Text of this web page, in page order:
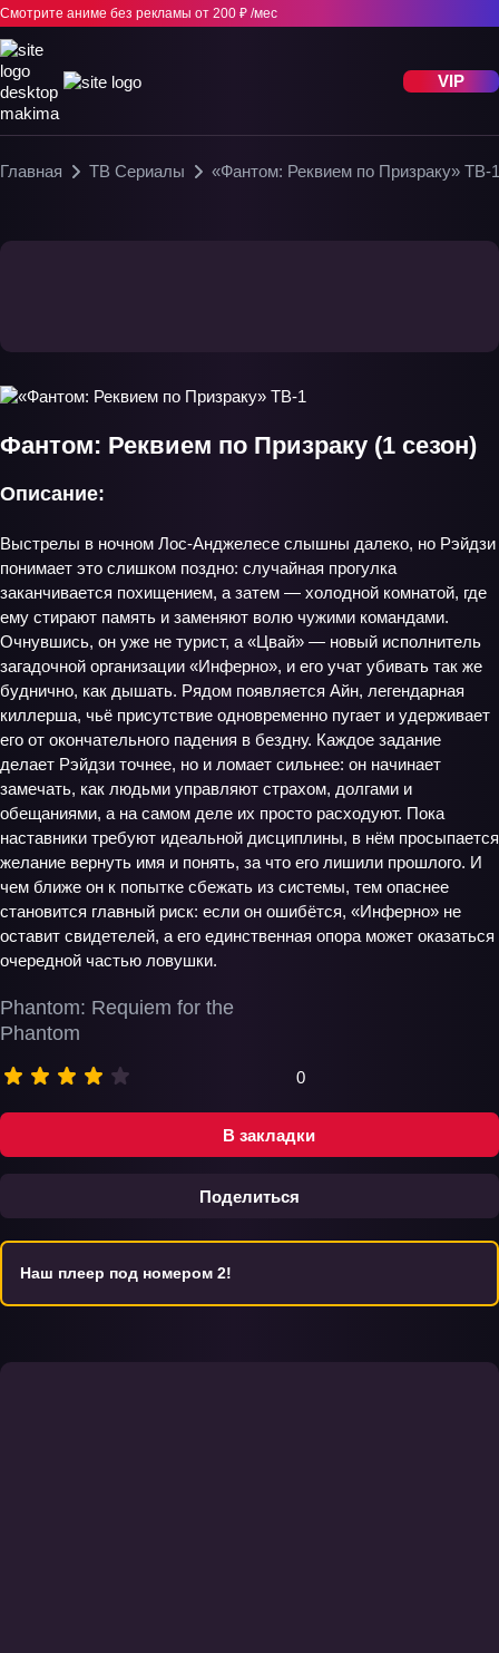
Смотрите аниме без рекламы от 200 ₽ /мес
VIP
Главная ТВ Сериалы «Фантом: Реквием по Призраку» ТВ-1
В закладки
Поделиться
Фантом: Реквием по Призраку (1 сезон)
Phantom: Requiem for the
Phantom
0
Описание:
Выстрелы в ночном Лос-Анджелесе слышны далеко, но Рэйдзи
понимает это слишком поздно: случайная прогулка
заканчивается похищением, а затем — холодной комнатой, где
ему стирают память и заменяют волю чужими командами.
Очнувшись, он уже не турист, а «Цвай» — новый исполнитель
загадочной организации «Инферно», и его учат убивать так же
буднично, как дышать. Рядом появляется Айн, легендарная
киллерша, чьё присутствие одновременно пугает и удерживает
его от окончательного падения в бездну. Каждое задание
делает Рэйдзи точнее, но и ломает сильнее: он начинает
замечать, как людьми управляют страхом, долгами и
обещаниями, а на самом деле их просто расходуют. Пока
наставники требуют идеальной дисциплины, в нём просыпается
желание вернуть имя и понять, за что его лишили прошлого. И
чем ближе он к попытке сбежать из системы, тем опаснее
становится главный риск: если он ошибётся, «Инферно» не
оставит свидетелей, а его единственная опора может оказаться
очередной частью ловушки.
Наш плеер под номером 2!